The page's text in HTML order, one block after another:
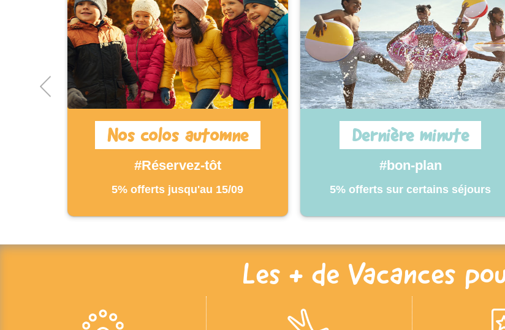
Nos colos automne
#Réservez-tôt
5% offerts jusqu'au 15/09
Dernière minute
#bon-plan
5% offerts sur certains séjours
Les + de Vacances